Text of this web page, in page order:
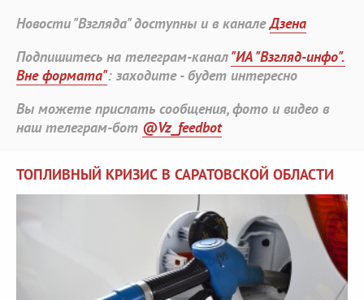
Новости "Взгляда" доступны и в каналеДзена
Подпишитесь на телеграм-канал"ИА "Взгляд-инфо".
Вне формата": заходите - будет интересно
Вы можете прислать сообщения, фото и видео в
наш телеграм-бот @Vz_feedbot
ТОПЛИВНЫЙ КРИЗИС В САРАТОВСКОЙ ОБЛАСТИ